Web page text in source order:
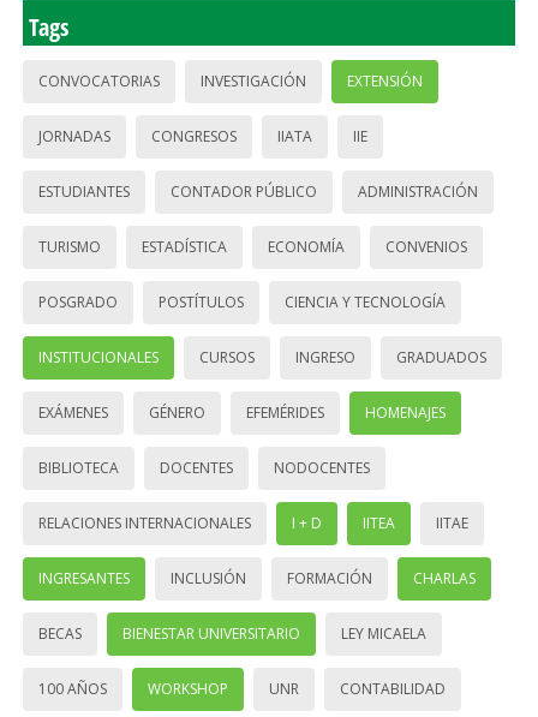
Tags
CONVOCATORIAS INVESTIGACIÓN EXTENSIÓN
JORNADAS CONGRESOS IIATA IIE
ESTUDIANTES CONTADOR PÚBLICO ADMINISTRACIÓN
TURISMO ESTADÍSTICA ECONOMÍA CONVENIOS
POSGRADO POSTÍTULOS CIENCIA Y TECNOLOGÍA
INSTITUCIONALES CURSOS INGRESO GRADUADOS
EXÁMENES GÉNERO EFEMÉRIDES HOMENAJES
BIBLIOTECA DOCENTES NODOCENTES
RELACIONES INTERNACIONALES I + D IITEA IITAE
INGRESANTES INCLUSIÓN FORMACIÓN CHARLAS
BECAS BIENESTAR UNIVERSITARIO LEY MICAELA
100 AÑOS WORKSHOP UNR CONTABILIDAD